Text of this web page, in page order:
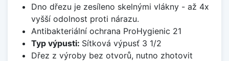
Dno dřezu je zesíleno skelnými vlákny - až 4x
vyšší odolnost proti nárazu.
Antibakteriální ochrana ProHygienic 21
Typ výpusti: Sítková výpusť 3 1/2
Dřez z výroby bez otvorů, nutno zhotovit